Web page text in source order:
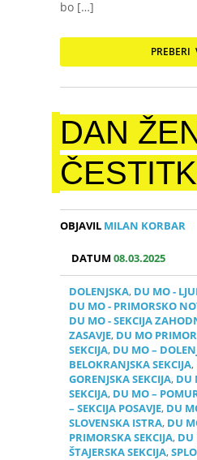
bo […]
PREBERI
DAN
OBJAVIL MILAN KORBAR
DATUM08.03.2025
DOLENJSKA, DU MO -
DU MO - PRIMORSKO
DU MO - SEKCIJA
ZASAVJE, DU MO
SEKCIJA, DU MO –
BELOKRANJSKA SEKCIJA,
GORENJSKA SEKCIJA, DU
SEKCIJA, DU MO –
– SEKCIJA POSAVJE, DU
SLOVENSKA ISTRA, DU
PRIMORSKA SEKCIJA, DU
ŠTAJERSKA SEKCIJA,